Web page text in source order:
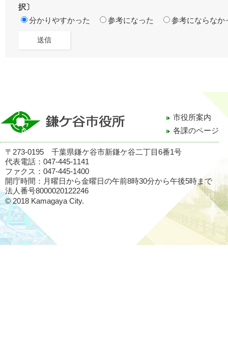
択〕
分かりやすかった
参考になった 参考にならなか
市役所案内
各課のページ
〒273-0195 千葉県鎌ケ谷市新鎌ケ谷二丁目6番1号
代表電話：047-445-1141
ファクス：047-445-1400
開庁時間：月曜日から金曜日の午前8時30分から午後5時まで
法人番号8000020122246
© 2018 Kamagaya City.